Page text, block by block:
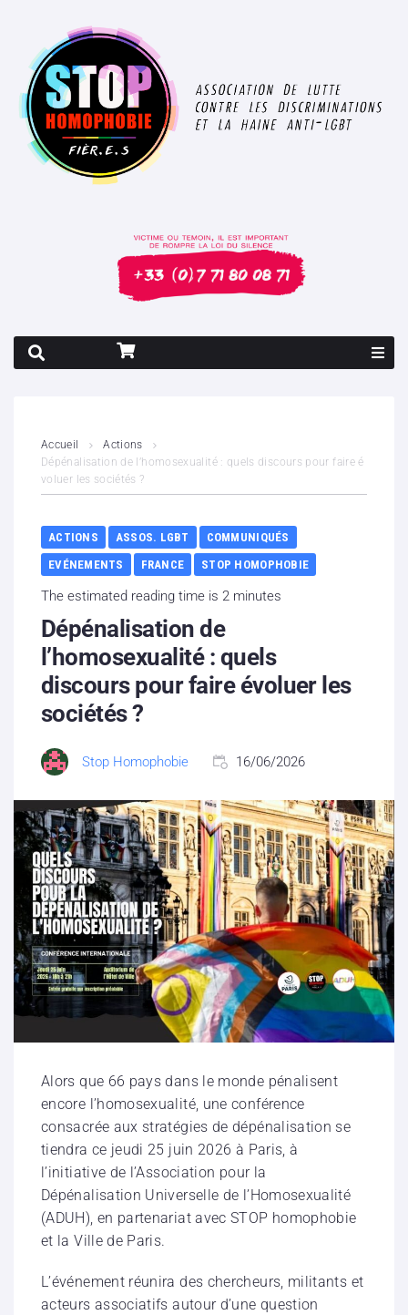
Contenus litigieux
Nous soutenir
Boutique
Partenaires
Contacts
Hébergement solidaire
Accueil
Actions
Dépénalisation de l’homosexualité : quels discours pour faire é
voluer les sociétés ?
ACTIONS ASSOS. LGBT
COMMUNIQUÉS
EVÉNEMENTS
FRANCE STOP HOMOPHOBIE
The estimated reading time is 2 minutes
Dépénalisation de
l’homosexualité : quels
discours pour faire évoluer les
sociétés ?
Stop Homophobie 16/06/2026
Alors que 66 pays dans le monde pénalisent
encore l’homosexualité, une conférence
consacrée aux stratégies de dépénalisation se
tiendra ce jeudi 25 juin 2026 à Paris, à
l’initiative de l’Association pour la
Dépénalisation Universelle de l’Homosexualité
(ADUH), en partenariat avec STOP homophobie
et la Ville de Paris.
L’événement réunira des chercheurs, militants et
acteurs associatifs autour d’une question